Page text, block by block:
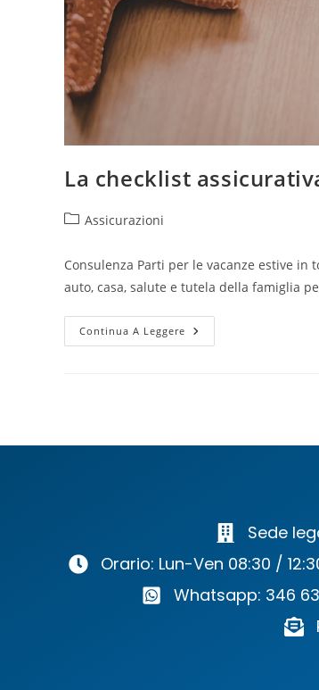
La checklist
Assicurazioni
Consulenza Parti per le vacanze estive
auto, casa, salute e tutela della famiglia
Continua A Leggere
Sede
Orario: Lun-Ven 08:30 /
Whatsapp: 346